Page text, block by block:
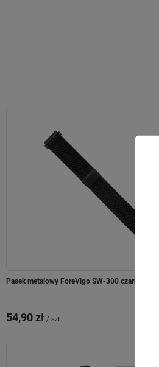
Pasek metalowy ForeVigo SW-300 czarny
54,90 zł / szt.